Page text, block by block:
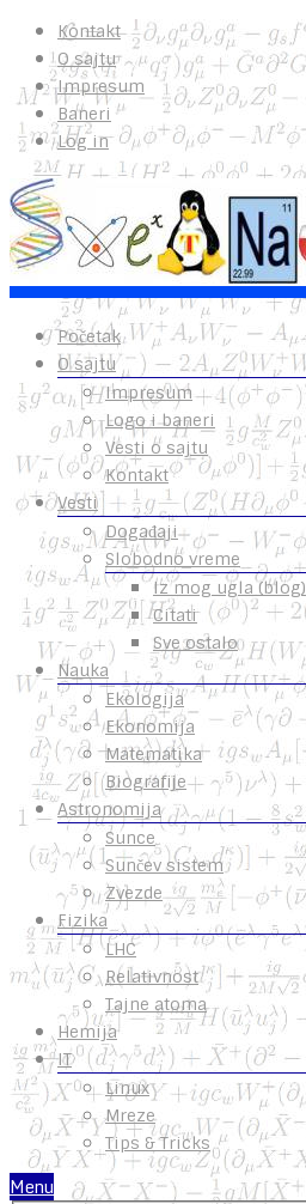
Kontakt
O sajtu
Impresum
Baneri
Log in
Početak
O sajtu
Impresum
Logo i baneri
Vesti o sajtu
Kontakt
Vesti
Događaji
Slobodno vreme
Iz mog ugla (blog)
Citati
Sve ostalo
Nauka
Ekologija
Ekonomija
Matematika
Biografije
Astronomija
Sunce
Sunčev sistem
Zvezde
Fizika
LHC
Relativnost
Tajne atoma
Hemija
IT
Linux
Mreze
Tips & Tricks
Menu